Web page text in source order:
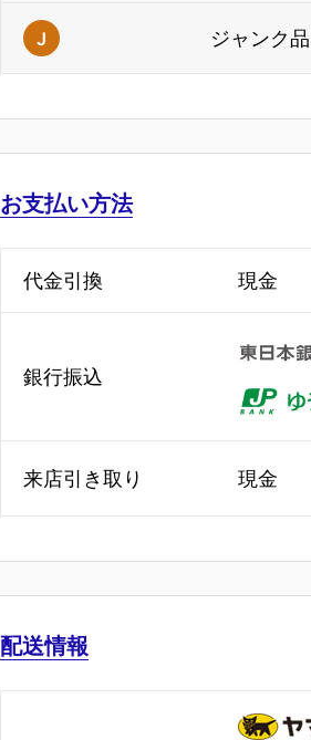
J ジャンク品
お支払い方法
代金引換 現金
銀行振込
来店引き取り 現金
配送情報